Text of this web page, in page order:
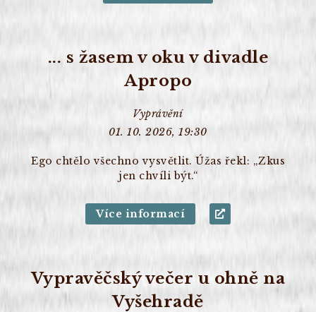
... s žasem v oku v divadle
Apropo
Vyprávění
01. 10. 2026, 19:30
Ego chtělo všechno vysvětlit. Úžas řekl: „Zkus
jen chvíli být.“
Více informací
Vypravěčský večer u ohně na
Vyšehradě